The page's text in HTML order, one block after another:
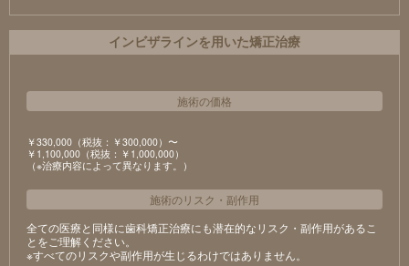
インビザラインを用いた矯正治療
施術の価格
￥330,000（税抜：￥300,000）〜
￥1,100,000（税抜：￥1,000,000）
（※治療内容によって異なります。）
施術のリスク ・ 副作用
全ての医療と同様に歯科矯正治療にも潜在的なリスク・副作用があるこ
とをご理解ください。
※すべてのリスクや副作用が生じるわけではありません。